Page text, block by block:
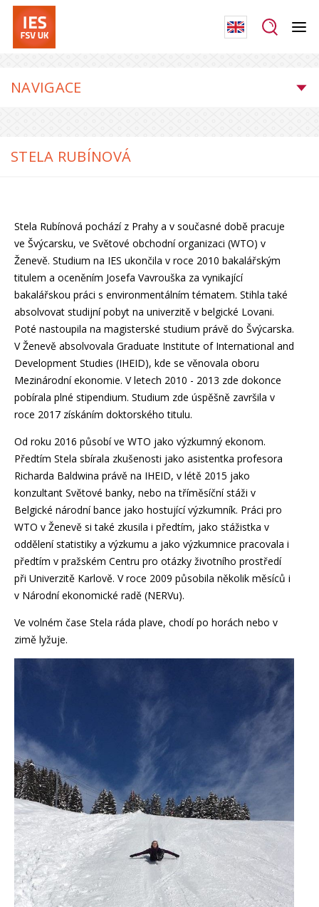
NAVIGACE
STELA RUBÍNOVÁ
Stela Rubínová pochází z Prahy a v současné době pracuje
ve Švýcarsku, ve Světové obchodní organizaci (WTO) v
Ženevě. Studium na IES ukončila v roce 2010 bakalářským
titulem a oceněním Josefa Vavrouška za vynikající
bakalářskou práci s environmentálním tématem. Stihla také
absolvovat studijní pobyt na univerzitě v belgické Lovani.
Poté nastoupila na magisterské studium právě do Švýcarska.
V Ženevě absolvovala Graduate Institute of International and
Development Studies (IHEID), kde se věnovala oboru
Mezinárodní ekonomie. V letech 2010 - 2013 zde dokonce
pobírala plné stipendium. Studium zde úspěšně završila v
roce 2017 získáním doktorského titulu.
Od roku 2016 působí ve WTO jako výzkumný ekonom.
Předtím Stela sbírala zkušenosti jako asistentka profesora
Richarda Baldwina právě na IHEID, v létě 2015 jako
konzultant Světové banky, nebo na tříměsíční stáži v
Belgické národní bance jako hostující výzkumník. Práci pro
WTO v Ženevě si také zkusila i předtím, jako stážistka v
oddělení statistiky a výzkumu a jako výzkumnice pracovala i
předtím v pražském Centru pro otázky životního prostředí
při Univerzitě Karlově. V roce 2009 působila několik měsíců i
v Národní ekonomické radě (NERVu).
Ve volném čase Stela ráda plave, chodí po horách nebo v
zimě lyžuje.